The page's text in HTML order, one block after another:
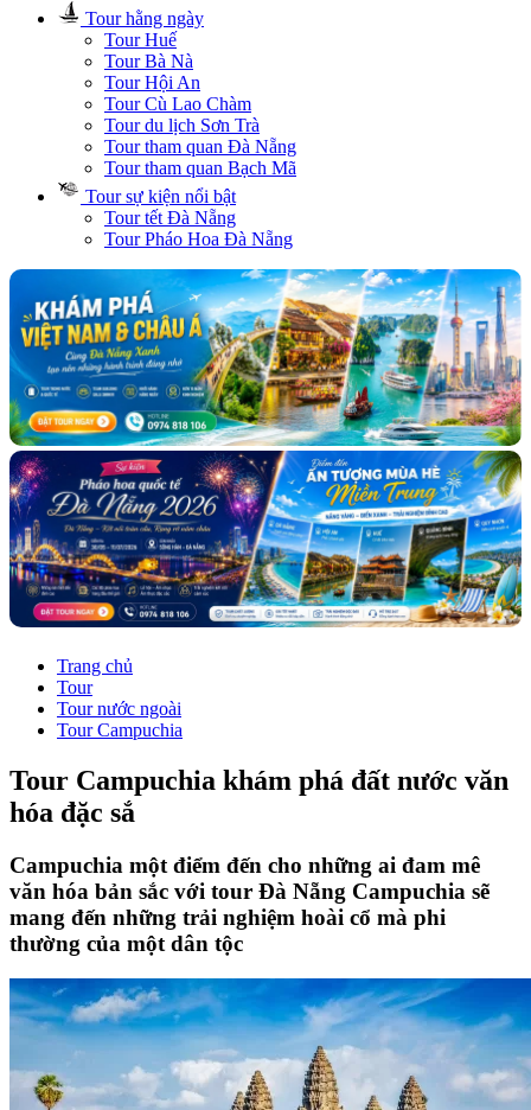
Tour hằng ngày
Tour Huế
Tour Bà Nà
Tour Hội An
Tour Cù Lao Chàm
Tour du lịch Sơn Trà
Tour tham quan Đà Nẵng
Tour tham quan Bạch Mã
Tour sự kiện nổi bật
Tour tết Đà Nẵng
Tour Pháo Hoa Đà Nẵng
Trang chủ
Tour
Tour nước ngoài
Tour Campuchia
Tour Campuchia khám phá đất nước văn
hóa đặc sắ
Campuchia một điểm đến cho những ai đam mê
văn hóa bản sắc với tour Đà Nẵng Campuchia sẽ
mang đến những trải nghiệm hoài cổ mà phi
thường của một dân tộc